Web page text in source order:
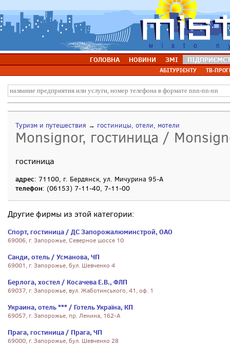
ГОЛОВНА НОВИНИ ЗМІ
АБІТУРІЄНТУ ТВ-
Туризм и путешествия → гостиницы, отели, мотели
Monsignor, гостиница /
гостиница
адрес: 71100, г. Бердянск, ул. Мичурина 95-А
телефон: (06153) 7-11-40, 7-11-00
Другие фирмы из этой категории:
Спорт, гостиница / ДС Запорожалюминстрой, ОАО
69006, г. Запорожье, Северное шоссе 10
Санди, отель / Усманова, ЧП
69001, г. Запорожье, бул. Шевченко 4
Берлога, хостел / Косачева Е.В., ФЛП
69037, г. Запорожье, вул. Жаботинського, 41, оф. 1
Украина, отель *** / Готель Україна, КП
69057, г. Запорожье, пр. Ленина, 162-А
Прага, гостиница / Прага, ЧП
69000, г. Запорожье, бул. Шевченко 28